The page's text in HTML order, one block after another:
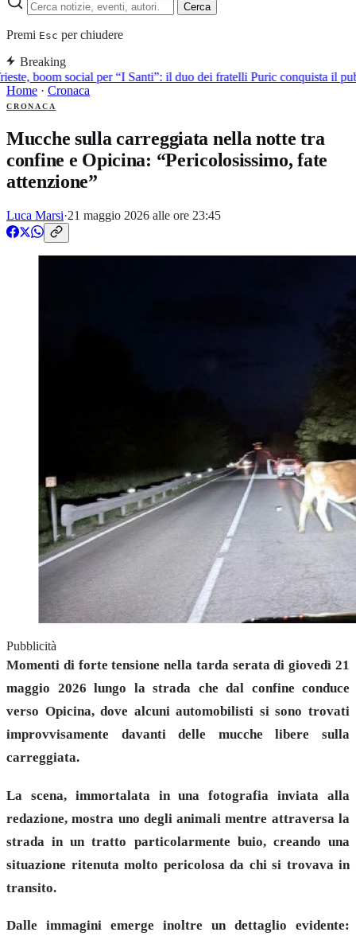
Cerca
Premi Esc per chiudere
Breaking
boom social per “I Santi”: il duo dei fratelli Puric conquista il
Home · Cronaca
CRONACA
Mucche sulla carreggiata nella notte tra
confine e Opicina: “Pericolosissimo, fate
attenzione”
Luca Marsi·21 maggio 2026 alle ore 23:45
Pubblicità
Momenti di forte tensione nella tarda serata di giovedì 21
maggio 2026 lungo la strada che dal confine conduce
verso Opicina, dove alcuni automobilisti si sono trovati
improvvisamente davanti delle mucche libere sulla
carreggiata.
La scena, immortalata in una fotografia inviata alla
redazione, mostra uno degli animali mentre attraversa la
strada in un tratto particolarmente buio, creando una
situazione ritenuta molto pericolosa da chi si trovava in
transito.
Dalle immagini emerge inoltre un dettaglio evidente: